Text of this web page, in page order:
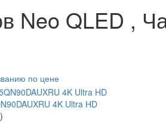
Neo QLED ,
по цене
4K Ultra HD